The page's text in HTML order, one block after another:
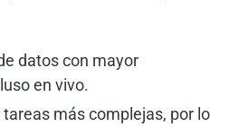
datos con mayor
en vivo.
tareas más complejas, por lo